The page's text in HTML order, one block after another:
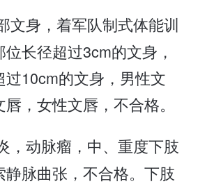
文身，着军队制式体能训
长径超过3cm的文身，
10cm的文身，男性文
，女性文唇，不合格。
，动脉瘤，中、重度下肢
脉曲张，不合格。下肢